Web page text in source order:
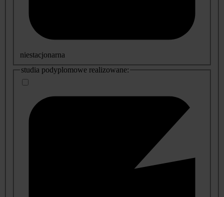
niestacjonarna
studia podyplomowe realizowane: